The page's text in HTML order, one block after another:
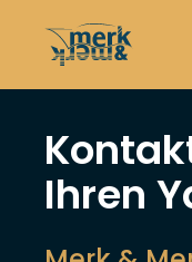
Ihren